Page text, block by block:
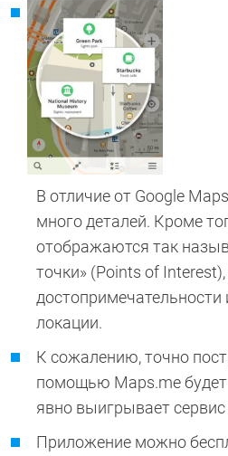
В отличие от Google
много деталей. Кроме
отображаются так
точки» (Points of
достопримечательности
локации.
К сожалению, точно
помощью Maps.me
явно выигрывает сервис
Приложение можно